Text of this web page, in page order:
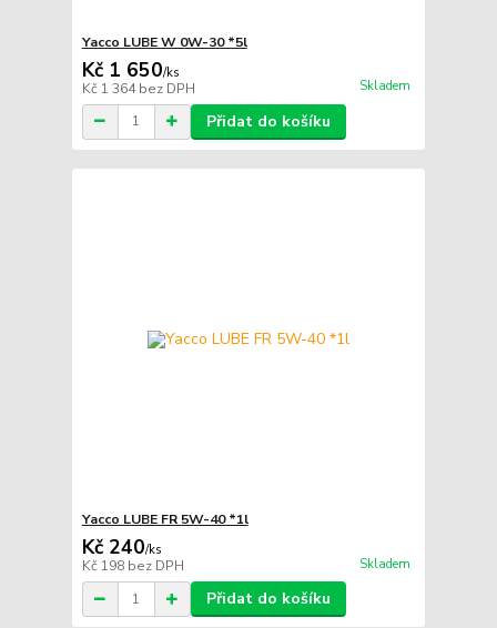
Yacco LUBE W 0W-30 *5l
Kč 1 650/ks
Kč 1 364bez DPH Skladem
Přidat do košíku
Yacco LUBE FR 5W-40 *1l
Kč 240/ks
Kč 198 bez DPH Skladem
Přidat do košíku